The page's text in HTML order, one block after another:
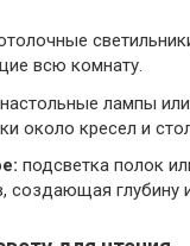
всю комнату.
настольные лампы
около кресел и
подсветка полок
создающая глубину